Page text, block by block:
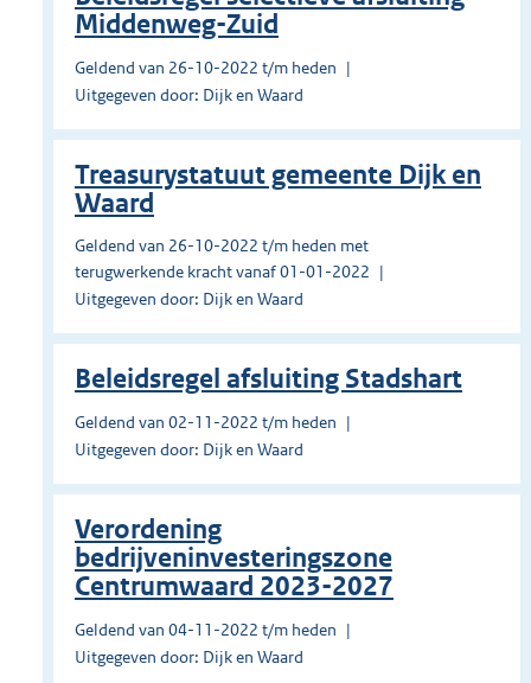
Middenweg-Zuid
Geldend van 26-10-2022 t/m heden
Uitgegeven door: Dijk en Waard
Treasurystatuut gemeente Dijk en
Waard
Geldend van 26-10-2022 t/m heden met
terugwerkende kracht vanaf 01-01-2022
Uitgegeven door: Dijk en Waard
Beleidsregel afsluiting Stadshart
Geldend van 02-11-2022 t/m heden
Uitgegeven door: Dijk en Waard
Verordening
bedrijveninvesteringszone
Centrumwaard 2023-2027
Geldend van 04-11-2022 t/m heden
Uitgegeven door: Dijk en Waard